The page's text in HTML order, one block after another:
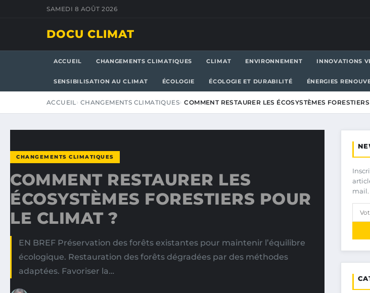
SAMEDI 8 AOÛT 2026
DOCU CLIMAT
ACCUEIL CHANGEMENTS CLIMATIQUES CLIMAT ENVIRONNEMENT INNOVATIONS
SENSIBILISATION AU CLIMAT ÉCOLOGIE ÉCOLOGIE ET DURABILITÉ ÉNERGIES
ACCUEIL CHANGEMENTS CLIMATIQUES COMMENT RESTAURER LES ÉCOSYSTÈMES
CHANGEMENTS CLIMATIQUES
COMMENT RESTAURER LES
ÉCOSYSTÈMES FORESTIERS POUR
LE CLIMAT ?
EN BREF Préservation des forêts existantes pour maintenir l’équilibre
écologique. Restauration des forêts dégradées par des méthodes
adaptées. Favoriser la…
mail.